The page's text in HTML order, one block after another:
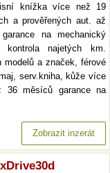
knížka více než 19
a prověřených aut. až
na mechanický
najetých km.
modelů a značek, férové
serv.kniha, kůže více
36 měsíců garance na
Zobrazit inzerát